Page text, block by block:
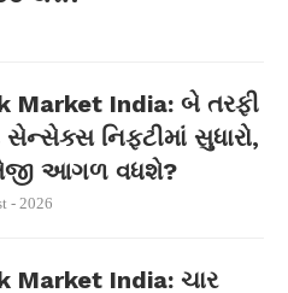
Market India: બે તરફી
નિફ્ટીમાં સુધારો,
આગળ વધશે?
- 2026
Market India: ચાર